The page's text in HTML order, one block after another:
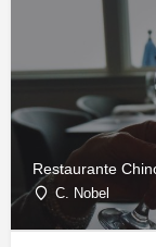
Restaurante
C. Nobel